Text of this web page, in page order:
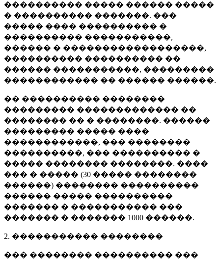
���������� ����� ������ �����
� ���������� �������. ���
����� ���� ���������� �
���������� �����������,
������ � ������������������,
���������� ���������� ��
������ �����������, ���������
������������ �� ������ ������.
�� ���������� ��������
��������� ������������� ��
�������� �� � ��������. ������
��������� ����� ����
������������, ��� ��������
����������, ��� ���������� �
����� �������� ��������. ����
��� � ����� (30 ����� ��������
������) �������� ����������
������ ����� ����������
������� � ����������� ���
������� � ������� 1000 ������.
2. ����������� ��������
��� �������� ���������� ���